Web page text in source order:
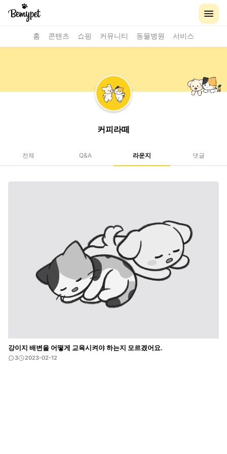
홈 콘텐츠 쇼핑 커뮤니티 동물병원 서비스
커피라떼
전체 Q&A 라운지 댓글
강이지 배변을 어떻게 교육시켜야 하는지 모르겠어요.
3 2023-02-12